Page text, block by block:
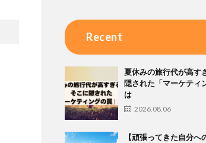
Recent
夏休みの旅行代が高す
隠された「マーケティ
は
2026.08.06
【頑張ってきた自分へ